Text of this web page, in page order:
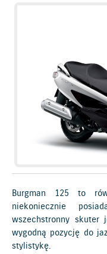
Burgman 125 to
niekoniecznie
wszechstronny skuter
wygodną pozycję do
stylistykę.